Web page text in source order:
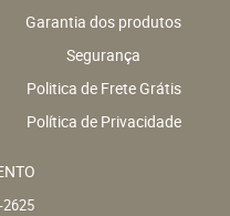
Garantia dos produtos
Segurança
Politica de Frete Grátis
Política de Privacidade